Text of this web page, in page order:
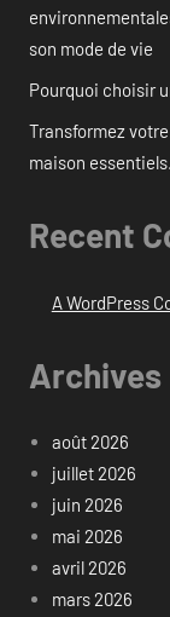
son mode de vie
Pourquoi choisir
Transformez
maison essentiels.
Recent
A WordPress
Archives
août 2026
juillet 2026
juin 2026
mai 2026
avril 2026
mars 2026